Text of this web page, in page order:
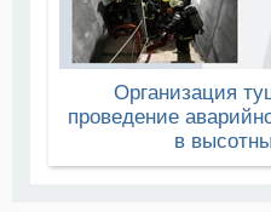
Организация
проведение
в